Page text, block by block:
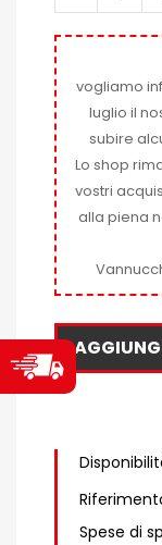
vogliamo
luglio il
subire
Lo shop
vostri
alla piena
Spese di